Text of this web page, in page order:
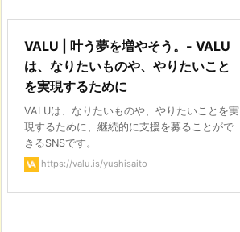
VALU | 叶う夢を増やそう。- VALU
は、なりたいものや、やりたいこと
を実現するために
VALUは、なりたいものや、やりたいことを実
現するために、継続的に支援を募ることがで
きるSNSです。
https://valu.is/yushisaito